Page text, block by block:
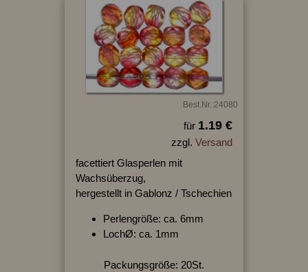
Best.Nr.:24080
für 1.19 €
zzgl. Versand
facettiert Glasperlen mit
Wachsüberzug,
hergestellt in Gablonz / Tschechien
Perlengröße: ca. 6mm
LochØ: ca. 1mm
Packungsgröße: 20St.